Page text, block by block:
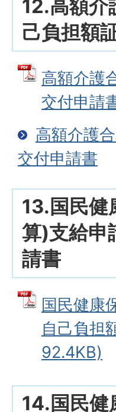
12.高額介
己負担額
高額介護
交付申請
高額介護
交付申請書
13.国民健
算)支給申
請書
国民健康
自己負担
92.4KB)
14.国民健